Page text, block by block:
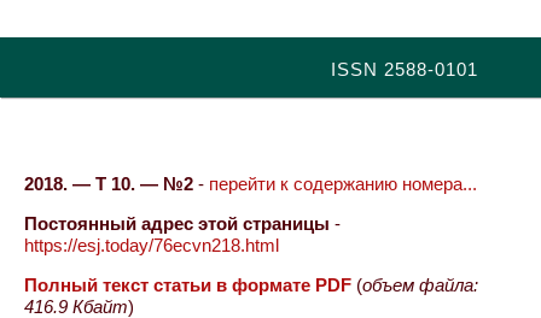
ISSN 2588-0101
2018. — Т 10. — №2 - перейти к содержанию номера...
Постоянный адрес этой страницы -
https://esj.today/76ecvn218.html
Полный текст статьи в формате PDF (объем файла:
416.9 Кбайт)